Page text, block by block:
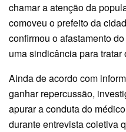
chamar a atenção da
comoveu o prefeito da
confirmou o afastamento
uma sindicância para tratar
Ainda de acordo com
ganhar repercussão,
apurar a conduta do
durante entrevista coletiva